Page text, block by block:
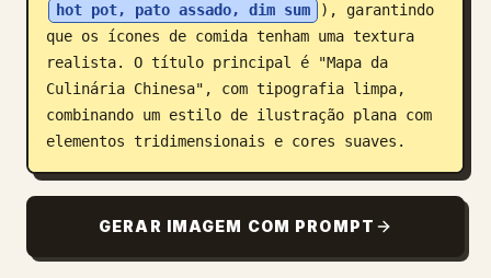
hot pot, pato assado, dim sum
), garantindo
que os ícones de comida tenham uma textura
realista. O título principal é "Mapa da
Culinária Chinesa", com tipografia limpa,
combinando um estilo de ilustração plana com
elementos tridimensionais e cores suaves.
GERAR IMAGEM COM PROMPT